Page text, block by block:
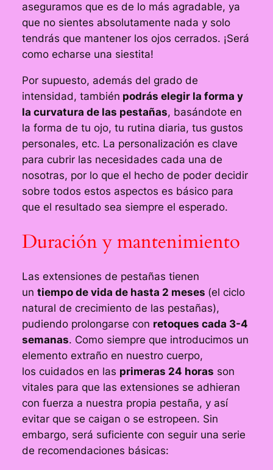
aseguramos que es de lo más agradable, ya
que no sientes absolutamente nada y solo
tendrás que mantener los ojos cerrados. ¡Será
como echarse una siestita!
Por supuesto, además del grado de
intensidad, también podrás elegir la forma y
la curvatura de las pestañas, basándote en
la forma de tu ojo, tu rutina diaria, tus gustos
personales, etc. La personalización es clave
para cubrir las necesidades cada una de
nosotras, por lo que el hecho de poder decidir
sobre todos estos aspectos es básico para
que el resultado sea siempre el esperado.
Duración y mantenimiento
Las extensiones de pestañas tienen
un tiempo de vida de hasta 2 meses (el ciclo
natural de crecimiento de las pestañas),
pudiendo prolongarse con retoques cada 3-4
semanas. Como siempre que introducimos un
elemento extraño en nuestro cuerpo,
los cuidados en las primeras 24 horas son
vitales para que las extensiones se adhieran
con fuerza a nuestra propia pestaña, y así
evitar que se caigan o se estropeen. Sin
embargo, será suficiente con seguir una serie
de recomendaciones básicas: